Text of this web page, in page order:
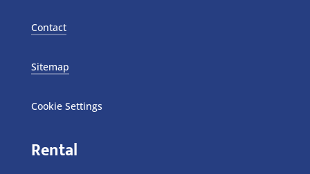
Contact
Sitemap
Cookie Settings
Rental